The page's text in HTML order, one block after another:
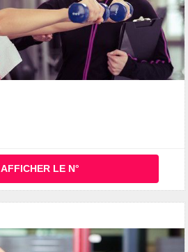
AFFICHER LE N°